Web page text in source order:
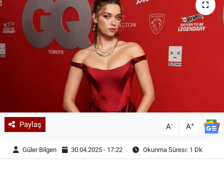
Paylaş A- A+
Güler Bilgen 30.04.2025 - 17:22 Okunma Süresi: 1 Dk